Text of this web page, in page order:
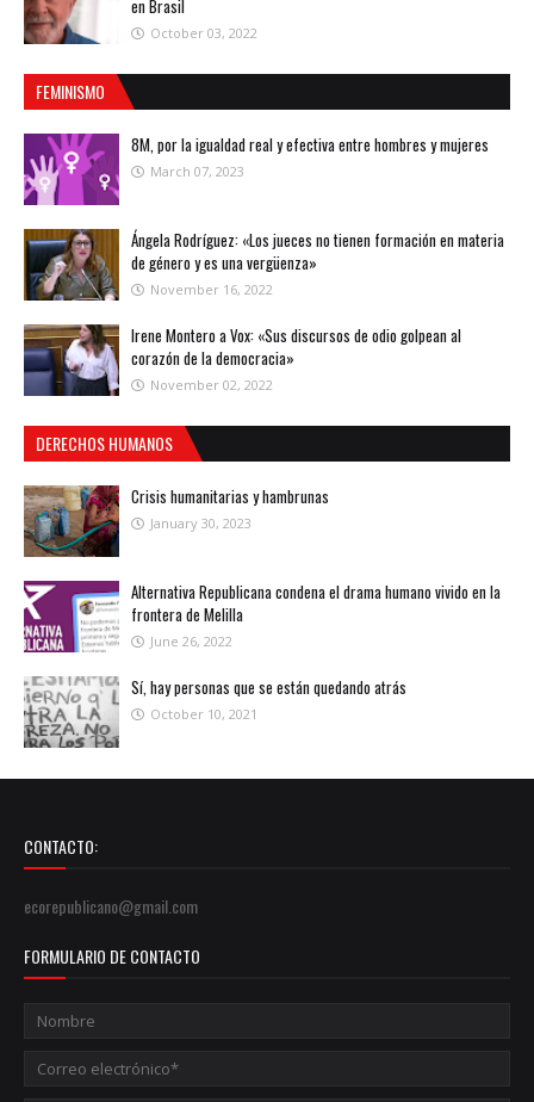
en Brasil
October 03, 2022
FEMINISMO
8M, por la igualdad real y efectiva entre hombres y mujeres
March 07, 2023
Ángela Rodríguez: «Los jueces no tienen formación en materia
de género y es una vergüenza»
November 16, 2022
Irene Montero a Vox: «Sus discursos de odio golpean al
corazón de la democracia»
November 02, 2022
DERECHOS HUMANOS
Crisis humanitarias y hambrunas
January 30, 2023
Alternativa Republicana condena el drama humano vivido en la
frontera de Melilla
June 26, 2022
Sí, hay personas que se están quedando atrás
October 10, 2021
CONTACTO:
ecorepublicano@gmail.com
FORMULARIO DE CONTACTO